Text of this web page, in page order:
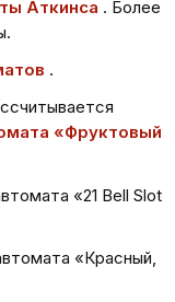
Аткинса . Более
.
«Фруктовый
«21 Bell Slot
«Красный,